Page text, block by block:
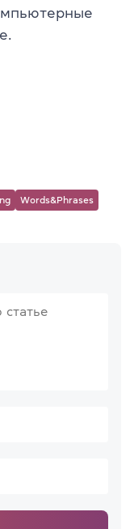
Words&Phrases